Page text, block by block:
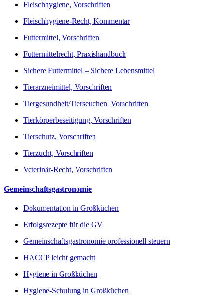
Fleischhygiene, Vorschriften
Fleischhygiene-Recht, Kommentar
Futtermittel, Vorschriften
Futtermittelrecht, Praxishandbuch
Sichere Futtermittel – Sichere Lebensmittel
Tierarzneimittel, Vorschriften
Tiergesundheit/Tierseuchen, Vorschriften
Tierkörperbeseitigung, Vorschriften
Tierschutz, Vorschriften
Tierzucht, Vorschriften
Veterinär-Recht, Vorschriften
Gemeinschaftsgastronomie
Dokumentation in Großküchen
Erfolgsrezepte für die GV
Gemeinschaftsgastronomie professionell steuern
HACCP leicht gemacht
Hygiene in Großküchen
Hygiene-Schulung in Großküchen